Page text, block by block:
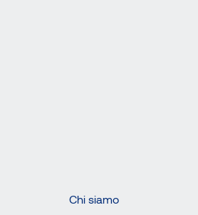
Chi siamo